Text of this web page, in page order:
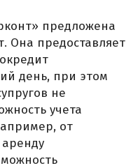
предложена
Она предоставляет
день, при этом
не
учета
от